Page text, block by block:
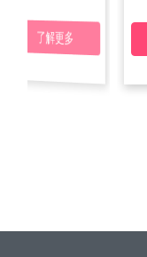
了解更多
了解更多